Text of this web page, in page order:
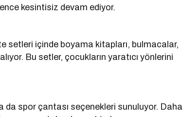
kesintisiz devam ediyor.
setleri içinde boyama kitapları, bulmacalar,
Bu setler, çocukların yaratıcı yönlerini
spor çantası seçenekleri sunuluyor. Daha